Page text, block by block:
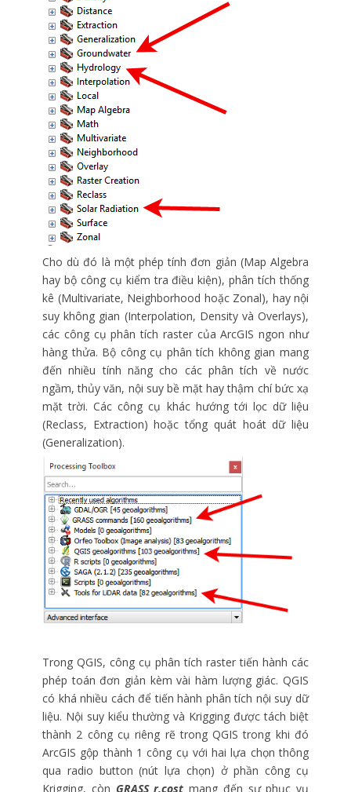
Cho dù đó là một phép tính đơn giản (Map Algebra
hay bộ công cụ kiểm tra điều kiện), phân tích thống
kê (Multivariate, Neighborhood hoặc Zonal), hay nội
suy không gian (Interpolation, Density và Overlays),
các công cụ phân tích raster của ArcGIS ngon như
hàng thửa. Bộ công cụ phân tích không gian mang
đến nhiều tính năng cho các phân tích về nước
ngầm, thủy văn, nội suy bề mặt hay thậm chí bức xạ
mặt trời. Các công cụ khác hướng tới lọc dữ liệu
(Reclass, Extraction) hoặc tổng quát hoát dữ liệu
(Generalization).
Trong QGIS, công cụ phân tích raster tiến hành các
phép toán đơn giản kèm vài hàm lượng giác. QGIS
có khá nhiều cách để tiến hành phân tích nội suy dữ
liệu. Nội suy kiểu thường và Krigging được tách biệt
thành 2 công cụ riêng rẽ trong QGIS trong khi đó
ArcGIS gộp thành 1 công cụ với hai lựa chọn thông
qua radio button (nút lựa chọn) ở phần công cụ
Krigging, còn GRASS r.cost mang đến sự phục vụ